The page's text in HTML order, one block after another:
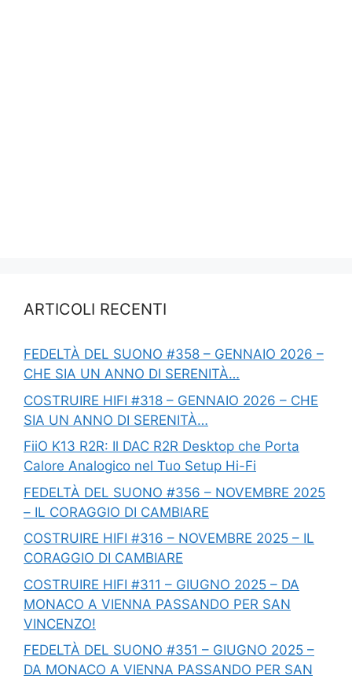
ARTICOLI RECENTI
FEDELTÀ DEL SUONO #358 – GENNAIO 2026 –
CHE SIA UN ANNO DI SERENITÀ…
COSTRUIRE HIFI #318 – GENNAIO 2026 – CHE
SIA UN ANNO DI SERENITÀ…
FiiO K13 R2R: Il DAC R2R Desktop che Porta
Calore Analogico nel Tuo Setup Hi-Fi
FEDELTÀ DEL SUONO #356 – NOVEMBRE 2025
– IL CORAGGIO DI CAMBIARE
COSTRUIRE HIFI #316 – NOVEMBRE 2025 – IL
CORAGGIO DI CAMBIARE
COSTRUIRE HIFI #311 – GIUGNO 2025 – DA
MONACO A VIENNA PASSANDO PER SAN
VINCENZO!
FEDELTÀ DEL SUONO #351 – GIUGNO 2025 –
DA MONACO A VIENNA PASSANDO PER SAN